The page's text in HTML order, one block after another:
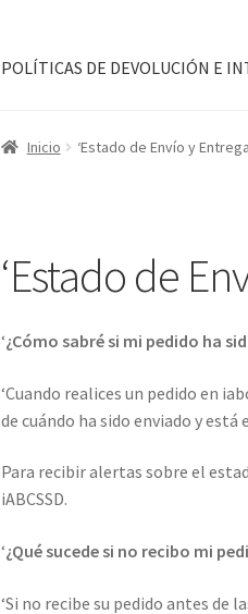
POLÍTICAS DE DEVOLUCIÓN E
Inicio ‘Acerca de iABC SSD INC’
POLÍTICAS DE DEVOLUCIÓN E
Inicio ‘Estado de Envío y
‘Estado de
‘¿Cómo sabré si mi pedido ha
‘Cuando realices un pedido en
de cuándo ha sido enviado y está
Para recibir alertas sobre el
iABCSSD.
‘¿Qué sucede si no recibo mi
‘Si no recibe su pedido antes